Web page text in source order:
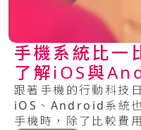
手機系統比一
了解iOS與
特色
跟著手機的行動科技
iOS、Android系統
手機時，除了比較費